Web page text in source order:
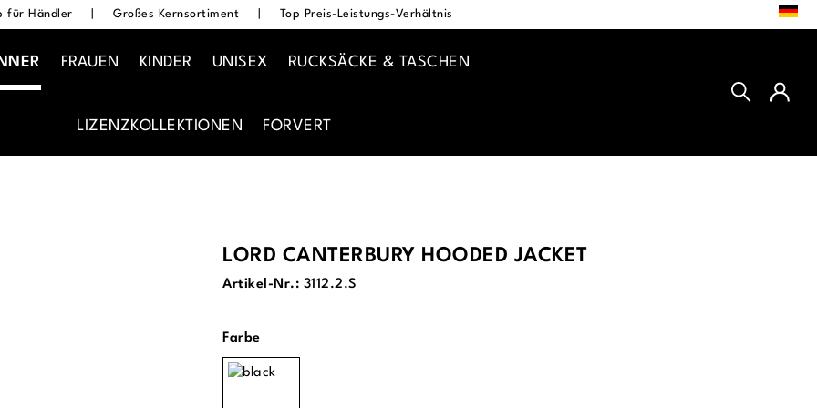
für Händler Großes Kernsortiment Top Preis-Leistungs-Verhältnis
FRAUEN KINDER UNISEX RUCKSÄCKE & TASCHEN
LIZENZKOLLEKTIONEN FORVERT
LORD CANTERBURY HOODED JACKET
Artikel-Nr.: 3112.2.S
Farbeauswählen